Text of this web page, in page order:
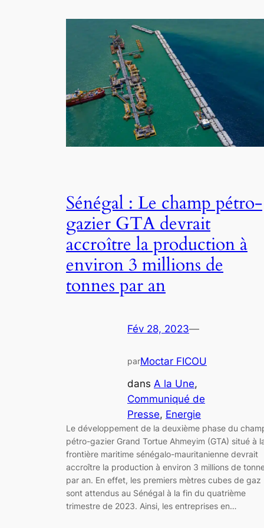
Sénégal : Le champ pétro-
gazier GTA devrait
accroître la production à
environ 3 millions de
tonnes par an
Fév 28, 2023—
parMoctar FICOU
dans A la Une
Communiqué de
Presse, Energie
Le développement de la deuxième phase du
pétro-gazier Grand Tortue Ahmeyim (GTA) situé à
frontière maritime sénégalo-mauritanienne devrait
accroître la production à environ 3 millions de
par an. En effet, les premiers mètres cubes de gaz
sont attendus au Sénégal à la fin du quatrième
trimestre de 2023. Ainsi, les entreprises en…